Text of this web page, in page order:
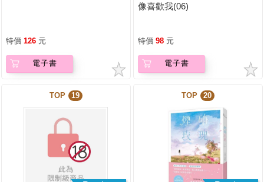
特價 126 元
電子書
像喜歡我(06)
特價 98 元
電子書
TOP 19 TOP 20